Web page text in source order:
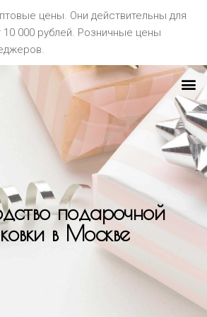
цены. Они действительны для
000 рублей. Розничные цены
подарочной
в Москве